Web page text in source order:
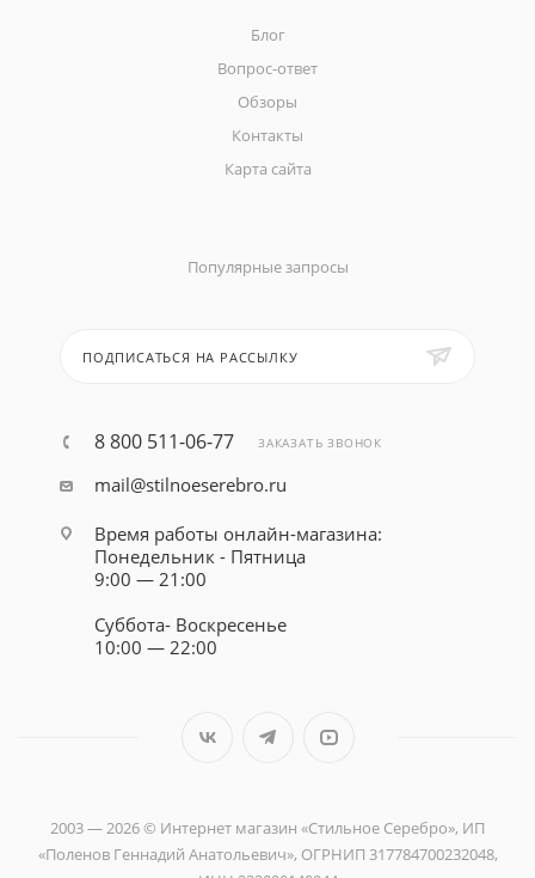
Блог
Вопрос-ответ
Обзоры
Контакты
Карта сайта
Популярные запросы
ПОДПИСАТЬСЯ НА РАССЫЛКУ
8 800 511-06-77 ЗАКАЗАТЬ ЗВОНОК
mail@stilnoeserebro.ru
Время работы онлайн-магазина:
Понедельник - Пятница
9:00 — 21:00
Суббота- Воскресенье
10:00 — 22:00
2003 — 2026 © Интернет магазин «Стильное Серебро», ИП
«Поленов Геннадий Анатольевич», ОГРНИП 317784700232048,